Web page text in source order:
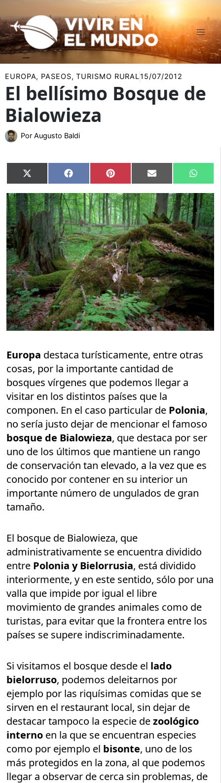
al
contenido
EUROPA, PASEOS,TURISMO RURAL15/07/2012
El bellísimo Bosque de
Bialowieza
Por Augusto Baldi
Compartir
en
X
(Twitter)
Compartir
en
Facebook Compartir
en
Pinterest Compartir
en
Email
en
Europa destaca turísticamente, entre otras
cosas, por la importante cantidad de
bosques vírgenes que podemos llegar a
visitar en los distintos países que la
componen. En el caso particular de Polonia,
no sería justo dejar de mencionar el famoso
bosque de Bialowieza, que destaca por ser
uno de los últimos que mantiene un rango
de conservación tan elevado, a la vez que es
conocido por contener en su interior un
importante número de ungulados de gran
tamaño.
El bosque de Bialowieza, que
administrativamente se encuentra dividido
entre Polonia y Bielorrusia, está dividido
interiormente, y en este sentido, sólo por una
valla que impide por igual el libre
movimiento de grandes animales como de
turistas, para evitar que la frontera entre los
países se supere indiscriminadamente.
Si visitamos el bosque desde el lado
bielorruso, podemos deleitarnos por
ejemplo por las riquísimas comidas que se
sirven en el restaurant local, sin dejar de
destacar tampoco la especie dezoológico
interno en la que se encuentran especies
como por ejemplo el bisonte, uno de los
más protegidos en la zona, al que podemos
llegar a observar de cerca sin problemas, de